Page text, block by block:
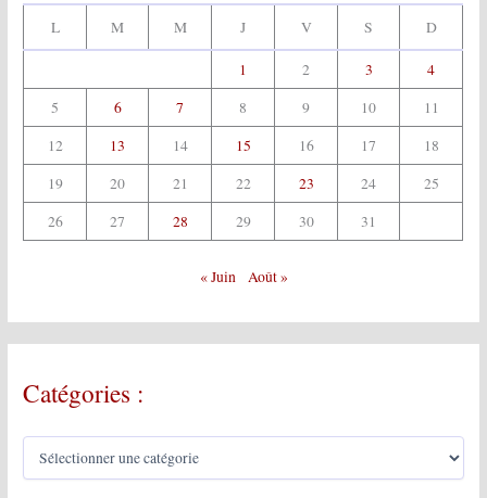
L M M J V S D
1 2 3
4
5
6 7 8 9 10
11
12
13 14 15 16 17
18
19
20 21 22 23 24
25
26
27 28 29 30 31
« Juin Août »
Catégories :
C